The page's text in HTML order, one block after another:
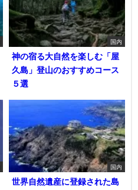
国内
神の宿る大自然を楽しむ「屋
久島」登山のおすすめコース
５選
国内
世界自然遺産に登録された島